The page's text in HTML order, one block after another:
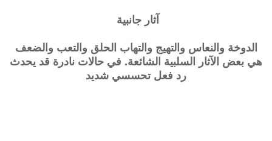
آثار جانبية
الدوخة والنعاس والتهيج والتهاب الحلق والتعب والضعف
هي بعض الآثار السلبية الشائعة. في حالات نادرة قد يحدث
رد فعل تحسسي شديد